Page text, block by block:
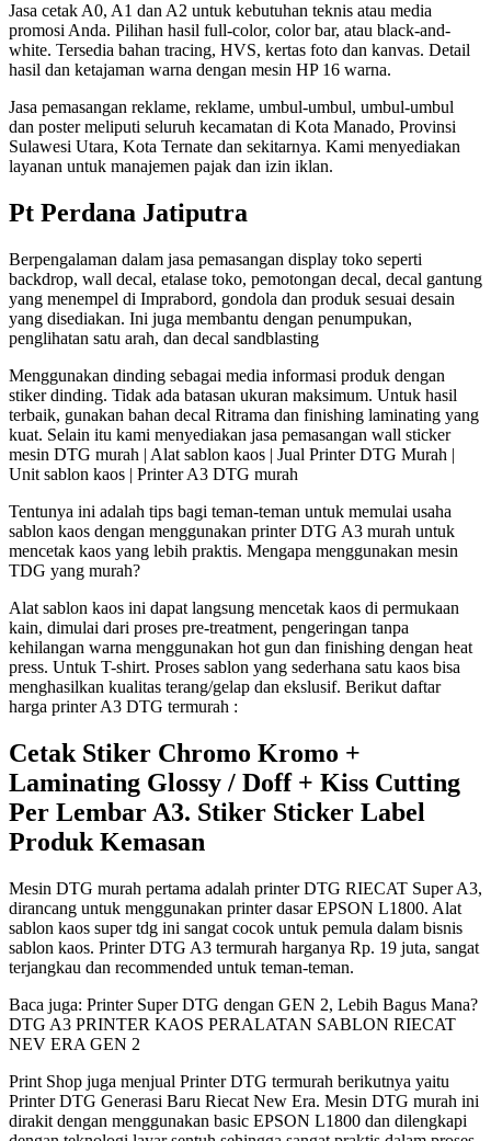
Jasa cetak A0, A1 dan A2 untuk kebutuhan teknis atau media
promosi Anda. Pilihan hasil full-color, color bar, atau black-and-
white. Tersedia bahan tracing, HVS, kertas foto dan kanvas. Detail
hasil dan ketajaman warna dengan mesin HP 16 warna.
Jasa pemasangan reklame, reklame, umbul-umbul, umbul-umbul
dan poster meliputi seluruh kecamatan di Kota Manado, Provinsi
Sulawesi Utara, Kota Ternate dan sekitarnya. Kami menyediakan
layanan untuk manajemen pajak dan izin iklan.
Pt Perdana Jatiputra
Berpengalaman dalam jasa pemasangan display toko seperti
backdrop, wall decal, etalase toko, pemotongan decal, decal gantung
yang menempel di Imprabord, gondola dan produk sesuai desain
yang disediakan. Ini juga membantu dengan penumpukan,
penglihatan satu arah, dan decal sandblasting
Menggunakan dinding sebagai media informasi produk dengan
stiker dinding. Tidak ada batasan ukuran maksimum. Untuk hasil
terbaik, gunakan bahan decal Ritrama dan finishing laminating yang
kuat. Selain itu kami menyediakan jasa pemasangan wall sticker
mesin DTG murah | Alat sablon kaos | Jual Printer DTG Murah |
Unit sablon kaos | Printer A3 DTG murah
Tentunya ini adalah tips bagi teman-teman untuk memulai usaha
sablon kaos dengan menggunakan printer DTG A3 murah untuk
mencetak kaos yang lebih praktis. Mengapa menggunakan mesin
TDG yang murah?
Alat sablon kaos ini dapat langsung mencetak kaos di permukaan
kain, dimulai dari proses pre-treatment, pengeringan tanpa
kehilangan warna menggunakan hot gun dan finishing dengan heat
press. Untuk T-shirt. Proses sablon yang sederhana satu kaos bisa
menghasilkan kualitas terang/gelap dan ekslusif. Berikut daftar
harga printer A3 DTG termurah :
Cetak Stiker Chromo Kromo +
Laminating Glossy / Doff + Kiss Cutting
Per Lembar A3. Stiker Sticker Label
Produk Kemasan
Mesin DTG murah pertama adalah printer DTG RIECAT Super A3,
dirancang untuk menggunakan printer dasar EPSON L1800. Alat
sablon kaos super tdg ini sangat cocok untuk pemula dalam bisnis
sablon kaos. Printer DTG A3 termurah harganya Rp. 19 juta, sangat
terjangkau dan recommended untuk teman-teman.
Baca juga: Printer Super DTG dengan GEN 2, Lebih Bagus Mana?
DTG A3 PRINTER KAOS PERALATAN SABLON RIECAT
NEV ERA GEN 2
Print Shop juga menjual Printer DTG termurah berikutnya yaitu
Printer DTG Generasi Baru Riecat New Era. Mesin DTG murah ini
dirakit dengan menggunakan basic EPSON L1800 dan dilengkapi